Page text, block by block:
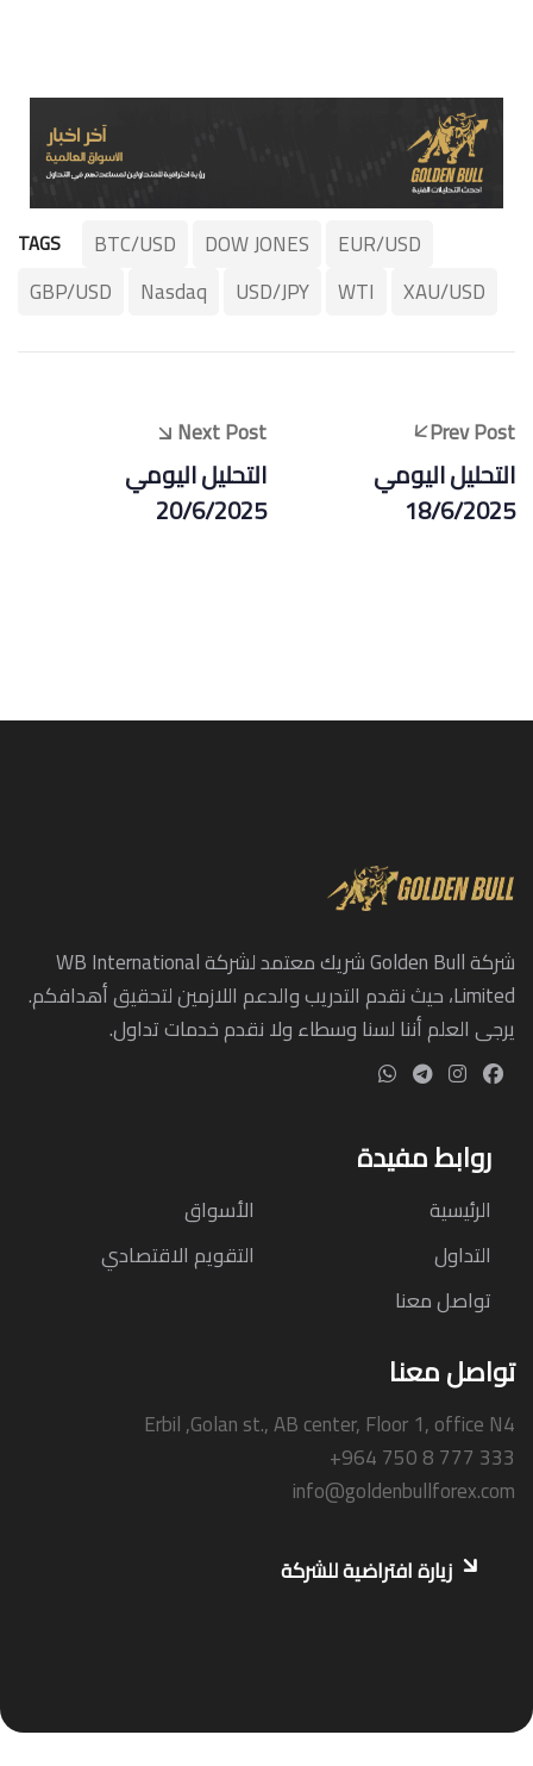
TAGS BTC/USD DOW JONES
EUR/USD
GBP/USD
Nasdaq USD/JPY WTI XAU/USD
Prev Post
التحليل اليومي
18/6/2025
Next Post
التحليل اليومي
20/6/2025
شركة Golden Bull شريك معتمد لشركة WB International
Limited، حيث نقدم التدريب والدعم اللازمين لتحقيق أهدافكم.
يرجى العلم أننا لسنا وسطاء ولا نقدم خدمات تداول.
روابط مفيدة
الرئيسية
الأسواق
التداول
التقويم الاقتصادي
تواصل معنا
تواصل معنا
Erbil ,Golan st., AB center, Floor 1, office N4
+964 750 8 777 333
info@goldenbullforex.com
زيارة افتراضية للشركة